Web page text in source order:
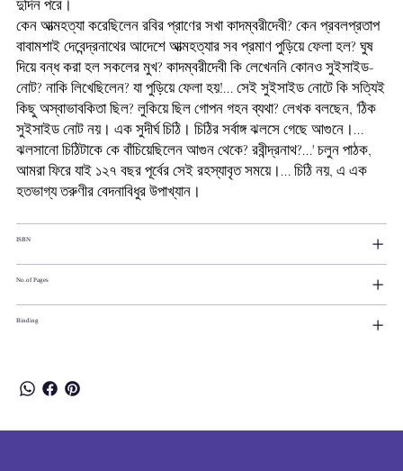
দুদিন পরে।
কেন আত্মহত্যা করেছিলেন রবির প্রাণের সখা কাদম্বরীদেবী? কেন প্রবলপ্রতাপ
বাবামশাই দেবেন্দ্রনাথের আদেশে আত্মহত্যার সব প্রমাণ পুড়িয়ে ফেলা হল? ঘুষ
দিয়ে বন্ধ করা হল সকলের মুখ? কাদম্বরীদেবী কি লেখেননি কোনও সুইসাইড-
নোট? নাকি লিখেছিলেন? যা পুড়িয়ে ফেলা হয়!... সেই সুইসাইড নোটে কি সত্যিই
কিছু অস্বাভাবকিতা ছিল? লুকিয়ে ছিল গোপন গহন ব্যথা? লেখক বলছেন, 'ঠিক
সুইসাইড নোট নয়। এক সুদীর্ঘ চিঠি। চিঠির সর্বাঙ্গ ঝলসে গেছে আগুনে।...
ঝলসানো চিঠিটাকে কে বাঁচিয়েছিলেন আগুন থেকে? রবীন্দ্রনাথ?...' চলুন পাঠক,
আমরা ফিরে যাই ১২৭ বছর পূর্বের সেই রহস্যাবৃত সময়ে।... চিঠি নয়, এ এক
হতভাগ্য তরুণীর বেদনাবিধুর উপাখ্যান।
ISBN
No.of Pages
Binding